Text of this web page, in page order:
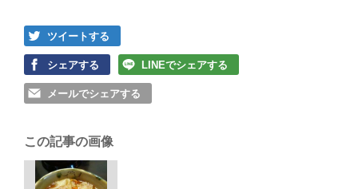
ツイートする
シェアする LINEでシェアする
メールでシェアする
この記事の画像